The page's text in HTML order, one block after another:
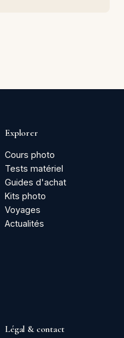
Explorer
Cours photo
Tests matériel
Guides d'achat
Kits photo
Voyages
Actualités
Légal & contact